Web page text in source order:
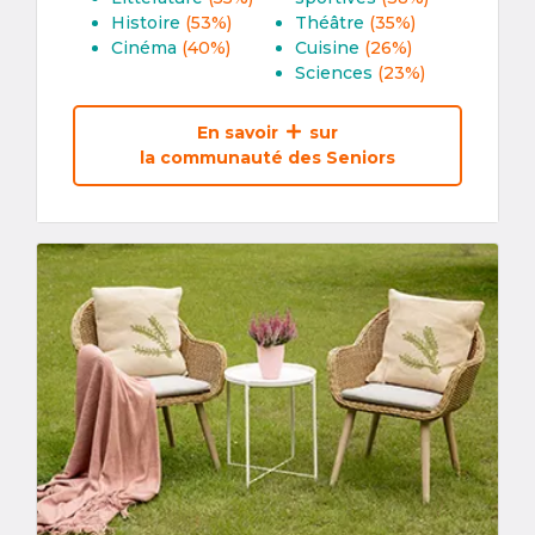
Histoire (53%)
Cinéma (40%)
Théâtre (35%)
Cuisine (26%)
Sciences (23%)
En savoir
sur
la communauté des Seniors